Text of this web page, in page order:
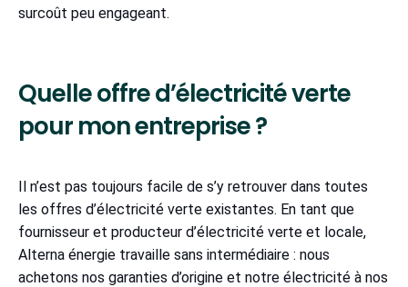
surcoût peu engageant.
Quelle offre d’électricité verte
pour mon entreprise ?
Il n’est pas toujours facile de s’y retrouver dans toutes
les offres d’électricité verte existantes. En tant que
fournisseur et producteur d’électricité verte et locale,
Alterna énergie travaille sans intermédiaire : nous
achetons nos garanties d’origine et notre électricité à nos